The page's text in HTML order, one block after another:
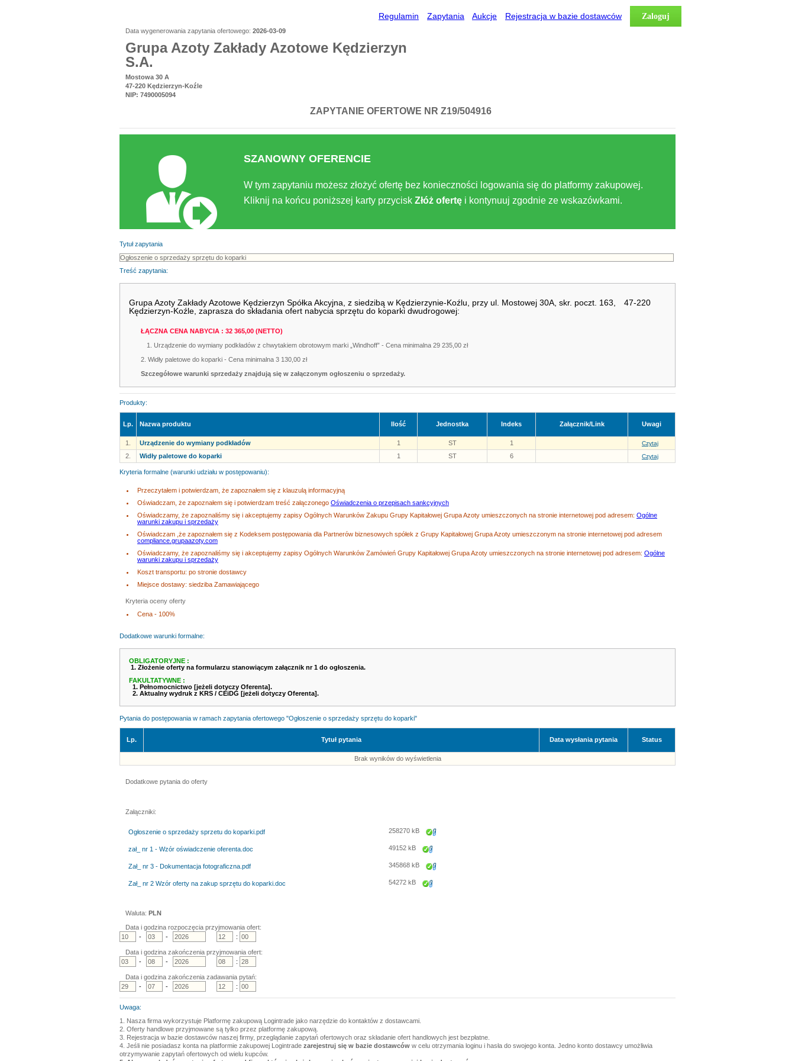
Regulamin Zapytania Aukcje Rejestracja w bazie dostawców Zaloguj
Data wygenerowania zapytania ofertowego: 2026-03-09
Grupa Azoty Zakłady Azotowe Kędzierzyn
S.A.
Mostowa 30 A
47-220 Kędzierzyn-Koźle
NIP: 7490005094
ZAPYTANIE OFERTOWE NR Z19/504916
SZANOWNY OFERENCIE
W tym zapytaniu możesz złożyć ofertę bez konieczności logowania się do platformy zakupowej.
Kliknij na końcu poniższej karty przycisk Złóż ofertę i kontynuuj zgodnie ze wskazówkami.
Tytuł zapytania
Treść zapytania:
Grupa Azoty Zakłady Azotowe Kędzierzyn Spółka Akcyjna, z siedzibą w Kędzierzynie-Koźlu, przy ul. Mostowej 30A, skr. poczt. 163,
47-220
Kędzierzyn-Koźle, zaprasza do składania ofert nabycia sprzętu do koparki dwudrogowej:
ŁĄCZNA CENA NABYCIA : 32 365,00 (NETTO)
1. Urządzenie do wymiany podkładów z chwytakiem obrotowym marki „Windhoff” - Cena minimalna 29 235,00 zł
2. Widły paletowe do koparki - Cena minimalna 3 130,00 zł
Szczegółowe warunki sprzedaży znajdują się w załączonym ogłoszeniu o sprzedaży.
Produkty:
Lp. Nazwa produktu Ilość Jednostka Indeks Załącznik/Link Uwagi
1. Urządzenie do wymiany podkładów 1 ST 1 Czytaj
2. Widły paletowe do koparki 1 ST 6 Czytaj
Kryteria formalne (warunki udziału w postępowaniu):
Przeczytałem i potwierdzam, że zapoznałem się z klauzulą informacyjną
Oświadczam, że zapoznałem się i potwierdzam treść załączonego Oświadczenia o przepisach sankcyjnych
Oświadczamy, że zapoznaliśmy się i akceptujemy zapisy Ogólnych Warunków Zakupu Grupy Kapitałowej Grupa Azoty umieszczonych na stronie internetowej pod adresem: Ogólne
warunki zakupu i sprzedaży
Oświadczam ,że zapoznałem się z Kodeksem postępowania dla Partnerów biznesowych spółek z Grupy Kapitałowej Grupa Azoty umieszczonym na stronie internetowej pod adresem
compliance.grupaazoty.com
Oświadczamy, że zapoznaliśmy się i akceptujemy zapisy Ogólnych Warunków Zamówień Grupy Kapitałowej Grupa Azoty umieszczonych na stronie internetowej pod adresem: Ogólne
warunki zakupu i sprzedaży
Koszt transportu: po stronie dostawcy
Miejsce dostawy: siedziba Zamawiającego
Kryteria oceny oferty
Cena - 100%
Dodatkowe warunki formalne:
OBLIGATORYJNE :
1. Złożenie oferty na formularzu stanowiącym załącznik nr 1 do ogłoszenia.
FAKULTATYWNE :
1. Pełnomocnictwo [jeżeli dotyczy Oferenta].
2. Aktualny wydruk z KRS / CEiDG [jeżeli dotyczy Oferenta].
Pytania do postępowania w ramach zapytania ofertowego "Ogłoszenie o sprzedaży sprzętu do koparki"
Lp. Tytuł pytania Data wysłania pytania Status
Brak wyników do wyświetlenia
Dodatkowe pytania do oferty
Załączniki:
Ogłoszenie o sprzedaży sprzetu do koparki.pdf
258270 kB
zał_ nr 1 - Wzór oświadczenie oferenta.doc
49152 kB
Zał_ nr 3 - Dokumentacja fotograficzna.pdf
345868 kB
Zał_ nr 2 Wzór oferty na zakup sprzętu do koparki.doc
54272 kB
Waluta: PLN
Data i godzina rozpoczęcia przyjmowania ofert:
-
- :
Data i godzina zakończenia przyjmowania ofert:
-
- :
Data i godzina zakończenia zadawania pytań:
-
- :
Uwaga:
1. Nasza firma wykorzystuje Platformę zakupową Logintrade jako narzędzie do kontaktów z dostawcami.
2. Oferty handlowe przyjmowane są tylko przez platformę zakupową.
3. Rejestracja w bazie dostawców naszej firmy, przeglądanie zapytań ofertowych oraz składanie ofert handlowych jest bezpłatne.
4. Jeśli nie posiadasz konta na platformie zakupowej Logintrade zarejestruj się w bazie dostawców w celu otrzymania loginu i hasła do swojego konta. Jedno konto dostawcy umożliwia
otrzymywanie zapytań ofertowych od wielu kupców.